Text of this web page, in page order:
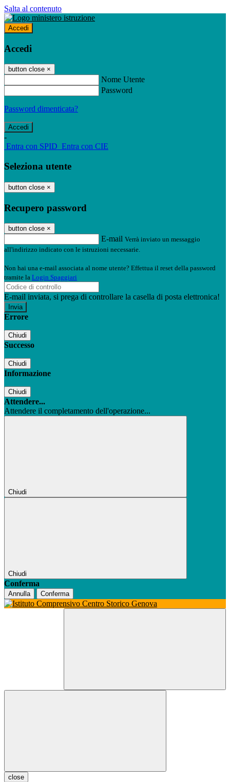
Salta al contenuto
Accedi
Accedi
button close ×
Nome Utente
Password
Password dimenticata?
-
Entra con SPID Entra con CIE
Seleziona utente
button close ×
Recupero password
button close ×
E-mail Verrà inviato un messaggio
all'indirizzo indicato con le istruzioni necessarie.
Non hai una e-mail associata al nome utente? Effettua il reset della password
tramite la Login Spaggiari
E-mail inviata, si prega di controllare la casella di posta elettronica!
Errore
Chiudi
Successo
Chiudi
Informazione
Chiudi
Attendere...
Attendere il completamento dell'operazione...
Chiudi
Chiudi
Conferma
Annulla Conferma
close